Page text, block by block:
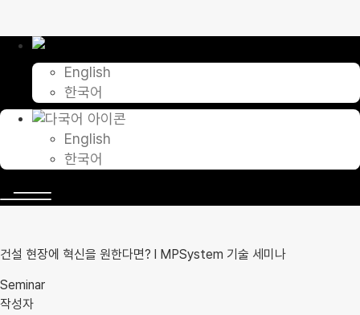
뛰
English
한국어
English
한국어
건설 현장에 혁신을 원한다면? l MPSystem 기술 세미나
Seminar
작성자